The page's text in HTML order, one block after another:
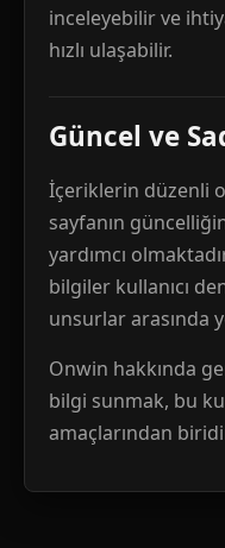
inceleyebilir ve
hızlı ulaşabilir.
Güncel ve
İçeriklerin düzenli
sayfanın
yardımcı
bilgiler kullanıcı
unsurlar arasında
Onwin hakkında
bilgi sunmak, bu
amaçlarından